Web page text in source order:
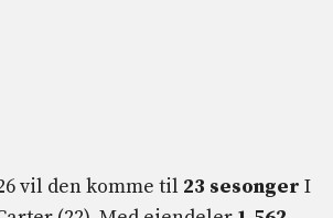
vil den komme til 23 sesonger I